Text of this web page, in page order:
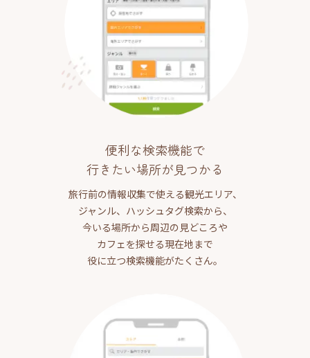
便利な検索機能で
行きたい場所が見つかる
旅行前の情報収集で使える観光エリア、
ジャンル、ハッシュタグ検索から、
今いる場所から周辺の見どころや
カフェを探せる現在地まで
役に立つ検索機能がたくさん。